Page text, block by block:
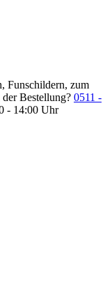
Funschildern, zum
Bestellung? 0511 -
- 14:00 Uhr